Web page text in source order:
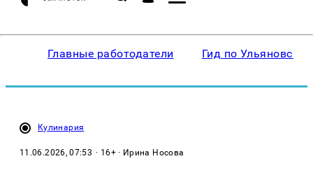
Главные работодатели Гид по Ульяновску
Кулинария
11.06.2026, 07:53 · 16+ · Ирина Носова